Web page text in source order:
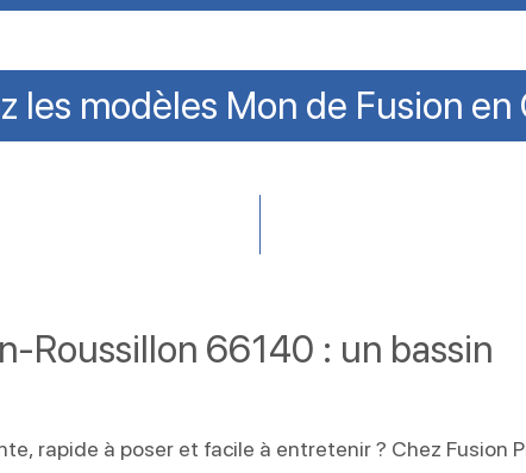
les modèles Mon de Fusion en
Roussillon 66140 : un bassin
rapide à poser et facile à entretenir ? Chez Fusion